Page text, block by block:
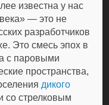
известна у нас
— это не
разработчиков
Это смесь эпох в
с паровыми
пространства,
дикого
со стрелковым